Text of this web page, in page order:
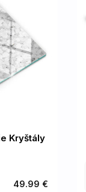
Kryštály
49.99 €